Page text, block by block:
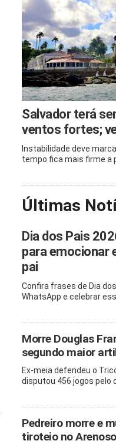
Salvador terá
ventos fortes;
Instabilidade deve
tempo fica mais firme a
Últimas
Dia dos Pais
para emocionar
pai
Confira frases de Dia
WhatsApp e celebrar
Morre Douglas
segundo maior
Ex-meia defendeu o
disputou 456 jogos pelo
Pedreiro morre e
tiroteio no Arenoso